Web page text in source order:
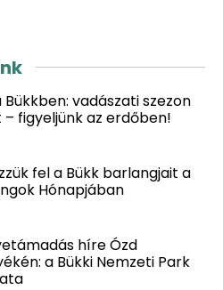
Bükkben: vadászati szezon
– figyeljünk az erdőben!
fel a Bükk barlangjait a
Hónapjában
híre Ózd
a Bükki Nemzeti Park